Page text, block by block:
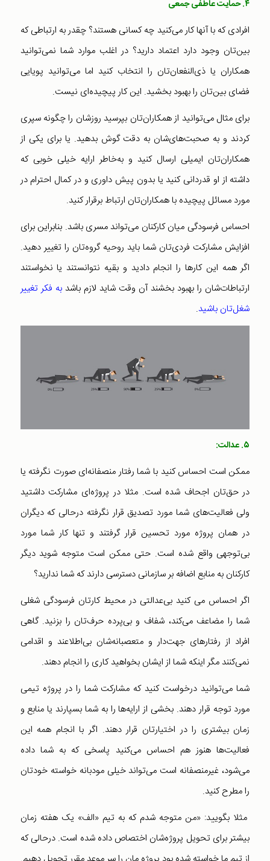
۴. حمایت عاطفی جمعی
افرادی که با آنها کار می‌کنید چه کسانی هستند؟ چقدر به ارتباطی که
بین‌تان وجود دارد اعتماد دارید؟ در اغلب موارد شما نمی‌توانید
همکاران یا ذی‌النفعان‌‌تان را انتخاب کنید اما می‌توانید پویایی
فضای بین‌تان را بهبود بخشید. این کار پیچیده‌ای نیست.
برای مثال می‌توانید از همکاران‌تان بپرسید روزشان را چگونه سپری
کردند و به صحبت‌های‌شان به دقت گوش بدهید. یا برای یکی از
همکاران‌تان ایمیلی ارسال کنید و به‌خاطر ارایه خیلی خوبی که
داشته از او قدردانی کنید یا بدون پیش داوری و در کمال احترام در
مورد مسائل پیچیده با همکاران‌تان ارتباط برقرار کنید.
احساس فرسودگی میان کارکنان می‌تواند مسری باشد. بنابراین برای
افزایش مشارکت فردی‌تان شما باید روحیه گروه‌تان را تغییر دهید.
اگر همه این کارها را انجام دادید و بقیه نتوانستند یا نخواستند
ارتباطا‌‌ت‌شان را بهبود بخشند آن وقت شاید لازم باشدبه فکر تغییر
شغل‌تان باشید.
۵. عدالت:
ممکن است احساس کنید با شما رفتار منصفانه‌ای صورت نگرفته یا
در حق‌تان اجحاف شده است. مثلا در پروژه‌ای مشارکت داشتید
ولی فعالیت‌های شما مورد تصدیق قرار نگرفته درحالی که دیگران
در همان پروژه مورد تحسین قرار گرفتند و تنها کار شما مورد
بی‌توجهی واقع شده است. حتی ممکن است متوجه شوید دیگر
کارکنان به منابع اضافه بر سازمانی دسترسی دارند که شما ندارید؟
اگر احساس می کنید بی‌عدالتی در محیط کارتان فرسودگی شغلی
شما را مضاعف می‌کند، شفاف و بی‌پرده حرف‌تان را بزنید. گاهی
افراد از رفتارهای جهت‌دار و متعصبانه‌شان بی‌اطلاعند و اقدامی
نمی‌کنند مگر اینکه شما از ایشان بخواهید کاری را انجام دهند.
شما می‌توانید درخواست کنید که مشارکت شما را در پروژه تیمی
مورد توجه قرار دهند. بخشی از ارایه‌ها را به شما بسپارند یا منابع و
زمان بیشتری را در اختیارتان قرار دهند. اگر با انجام همه این
فعالیت‌ها هنوز هم احساس می‌کنید پاسخی که به شما داده
می‌شود، غیرمنصفانه است می‌تواند خیلی مودبانه خواسته خودتان
را مطرح کنید.
مثلا بگویید: «من متوجه شدم که به تیم «الف» یک هفته زمان
بیشتر برای تحویل پروژه‌‌شان اختصاص داده شده است. درحالی که